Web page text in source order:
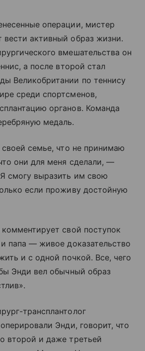
операции, мистер
активный образ жизни.
вмешательства он
а после второй стал
Великобритании по теннису
среди спортсменов,
органов. Команда
медаль.
своей семье, что не принимаю
они для меня сделали, —
смогу выразить им свою
если проживу достойную
комментирует свой поступок
папа — живое доказательство
и с одной почкой. Все, чего
Энди вел обычный образ
трансплантолог
Энди, говорит, что
второй и даже третьей